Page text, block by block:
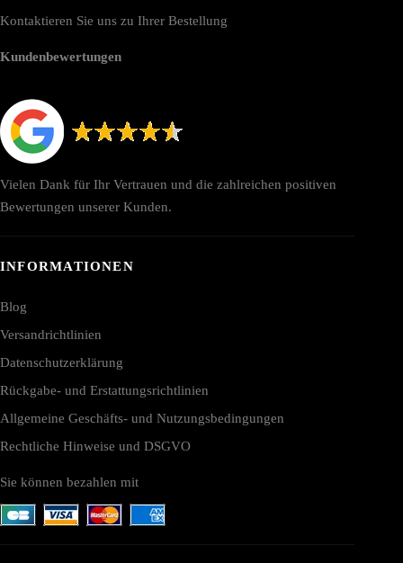
Kontaktieren Sie uns zu Ihrer Bestellung
Kundenbewertungen
Vielen Dank für Ihr Vertrauen und die zahlreichen positiven
Bewertungen unserer Kunden.
INFORMATIONEN
Blog
Versandrichtlinien
Datenschutzerklärung
Rückgabe- und Erstattungsrichtlinien
Allgemeine Geschäfts- und Nutzungsbedingungen
Rechtliche Hinweise und DSGVO
Sie können bezahlen mit